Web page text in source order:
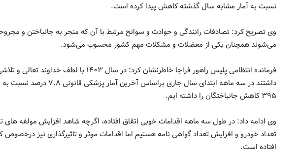
نسبت به آمار مشابه سال گذشته کاهش پیدا کرده است.
وی تصریح کرد: تصادفات رانندگی و حوادث و سوانح مرتبط با آن که منجر به جانباختن و
می‌شوند همچنان یکی از معضلات و مشکلات مهم کشور محسوب می‌شود.
فرمانده انتظامی پلیس راهور فراجا خاطرنشان کرد: در سال ۱۴۰۳
داشتند در سه ماهه ابتدای سال جاری براساس
۳۹۵ کاهش جانباختگان را داشته ایم.
وی ادامه داد: در طول سه ماهه اقدامات خوبی اتقاق افتاده، اگرچه شاهد افزایش مولفه های
تعداد خودرو و افزایش تعداد گواهی نامه هستیم اما اقدامات موثر و تاثیرگذاری نیز
افتاده است.